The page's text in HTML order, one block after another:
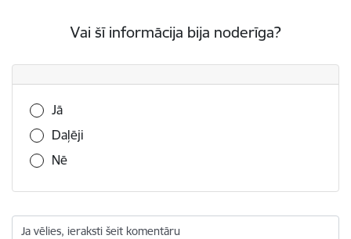
Vai šī informācija bija noderīga?
Vai šī informācija bija noderīga?
Jā
Daļēji
Nē
Ja vēlies, ieraksti šeit komentāru